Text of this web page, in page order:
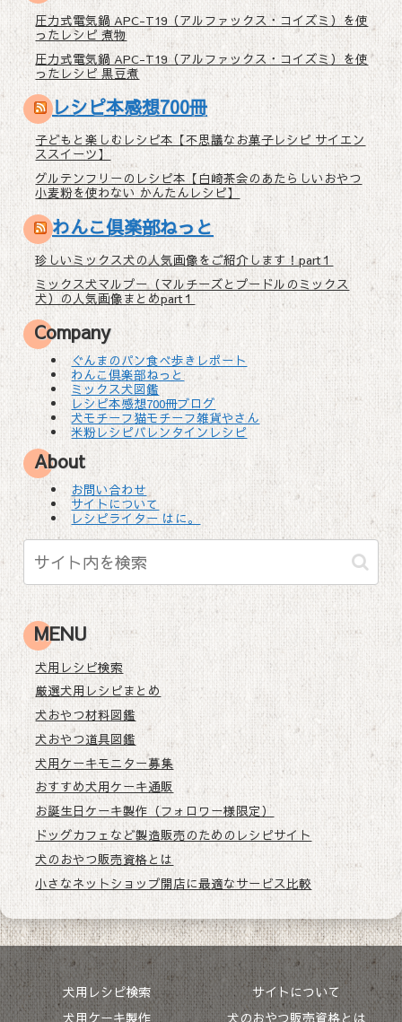
圧力式電気鍋 APC-T19（アルファックス・コイズミ）を使
ったレシピ 煮物
圧力式電気鍋 APC-T19（アルファックス・コイズミ）を使
ったレシピ 黒豆煮
レシピ本感想700冊
子どもと楽しむレシピ本【不思議なお菓子レシピ サイエン
ススイーツ】
グルテンフリーのレシピ本【白崎茶会のあたらしいおやつ
小麦粉を使わない かんたんレシピ】
わんこ倶楽部ねっと
珍しいミックス犬の人気画像をご紹介します！part１
ミックス犬マルプー（マルチーズとプードルのミックス
犬）の人気画像まとめpart１
Company
ぐんまのパン食べ歩きレポート
わんこ倶楽部ねっと
ミックス犬図鑑
レシピ本感想700冊ブログ
犬モチーフ猫モチーフ雑貨やさん
米粉レシピバレンタインレシピ
About
お問い合わせ
サイトについて
レシピライター はに。
MENU
犬用レシピ検索
厳選犬用レシピまとめ
犬おやつ材料図鑑
犬おやつ道具図鑑
犬用ケーキモニター募集
おすすめ犬用ケーキ通販
お誕生日ケーキ製作（フォロワー様限定）
ドッグカフェなど製造販売のためのレシピサイト
犬のおやつ販売資格とは
小さなネットショップ開店に最適なサービス比較
犬用レシピ検索
サイトについて
犬用ケーキ製作
犬のおやつ販売資格とは